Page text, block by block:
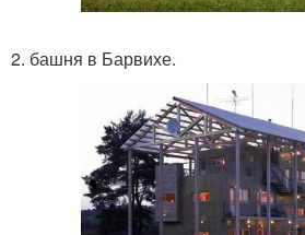
2. башня в Барвихе.